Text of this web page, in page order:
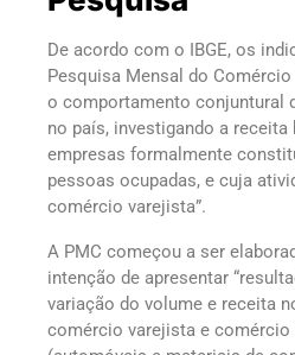
De acordo com o IBGE, os
Pesquisa Mensal do
o comportamento conjuntural
no país, investigando a receita
empresas formalmente
pessoas ocupadas, e cuja
comércio varejista”.
A PMC começou a ser
intenção de apresentar
variação do volume e receita
comércio varejista e comércio